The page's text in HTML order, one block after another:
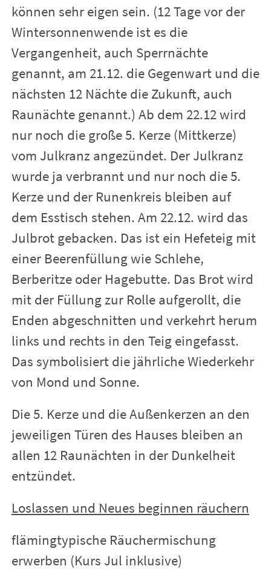
können sehr eigen sein. (12 Tage vor der
Wintersonnenwende ist es die
Vergangenheit, auch Sperrnächte
genannt, am 21.12. die Gegenwart und die
nächsten 12 Nächte die Zukunft, auch
Raunächte genannt.) Ab dem 22.12 wird
nur noch die große 5. Kerze (Mittkerze)
vom Julkranz angezündet. Der Julkranz
wurde ja verbrannt und nur noch die 5.
Kerze und der Runenkreis bleiben auf
dem Esstisch stehen. Am 22.12. wird das
Julbrot gebacken. Das ist ein Hefeteig mit
einer Beerenfüllung wie Schlehe,
Berberitze oder Hagebutte. Das Brot wird
mit der Füllung zur Rolle aufgerollt, die
Enden abgeschnitten und verkehrt herum
links und rechts in den Teig eingefasst.
Das symbolisiert die jährliche Wiederkehr
von Mond und Sonne.
Die 5. Kerze und die Außenkerzen an den
jeweiligen Türen des Hauses bleiben an
allen 12 Raunächten in der Dunkelheit
entzündet.
Loslassen und Neues beginnen räuchern
flämingtypische Räuchermischung
erwerben (Kurs Jul inklusive)